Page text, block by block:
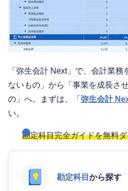
「弥生会計 Next」で、会計業務
ないもの」から「事業を成長さ
の」へ。まずは、「 弥生会計
い。
勘定科目完全ガイドを無料
勘定科目 から探す